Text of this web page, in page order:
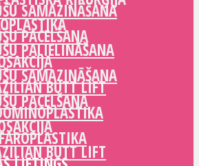
SAMAZINĀŠANA
PACELŠANA
BUTT LIFT
PALIELINĀŠANA
SAMAZINĀŠANA
PACELŠANA
BUTT LIFT